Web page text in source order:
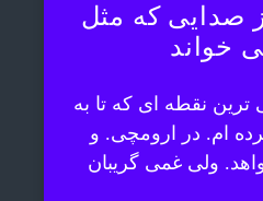
صدایی که مثل
خواند
نقطه ای که تا به
ام. در ارومچی. و
ولی غمی گریبان